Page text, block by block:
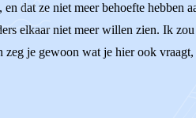
en dat ze niet meer behoefte
elkaar niet meer willen zien. Ik
zeg je gewoon wat je hier ook